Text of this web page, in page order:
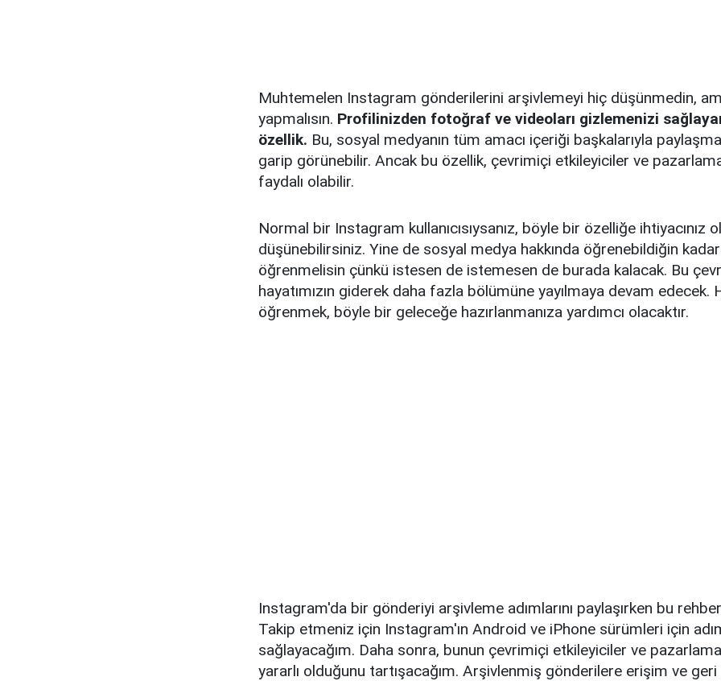
Muhtemelen Instagram gönderilerini arşivlemeyi hiç düşünmedin,
yapmalısın. Profilinizden fotoğraf ve videoları gizlemenizi
özellik. Bu, sosyal medyanın tüm amacı içeriği başkalarıyla
garip görünebilir. Ancak bu özellik, çevrimiçi etkileyiciler ve
faydalı olabilir.
Normal bir Instagram kullanıcısıysanız, böyle bir özelliğe ihtiyacınız
düşünebilirsiniz. Yine de sosyal medya hakkında öğrenebildiğin
öğrenmelisin çünkü istesen de istemesen de burada kalacak. Bu
hayatımızın giderek daha fazla bölümüne yayılmaya devam edecek.
öğrenmek, böyle bir geleceğe hazırlanmanıza yardımcı olacaktır.
Instagram'da bir gönderiyi arşivleme adımlarını paylaşırken bu
Takip etmeniz için Instagram'ın Android ve iPhone sürümleri için
sağlayacağım. Daha sonra, bunun çevrimiçi etkileyiciler ve
yararlı olduğunu tartışacağım. Arşivlenmiş gönderilere erişim ve